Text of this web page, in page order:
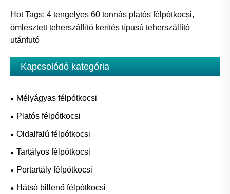
Hot Tags: 4 tengelyes 60 tonnás platós félpótkocsi,
ömlesztett teherszállító kerítés típusú teherszállító
utánfutó
Kapcsolódó kategória
Mélyágyas félpótkocsi
Platós félpótkocsi
Oldalfalú félpótkocsi
Tartályos félpótkocsi
Portartály félpótkocsi
Hátsó billenő félpótkocsi